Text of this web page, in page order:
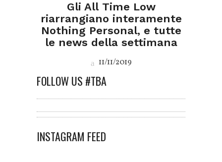
Gli All Time Low
riarrangiano interamente
Nothing Personal, e tutte
le news della settimana
11/11/2019
FOLLOW US #TBA
INSTAGRAM FEED